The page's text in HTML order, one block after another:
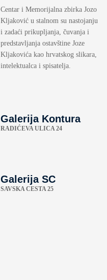
Centar i Memorijalna zbirka Jozo
Kljaković u stalnom su nastojanju
i zadaći prikupljanja, čuvanja i
predstavljanja ostavštine Joze
Kljakovića kao hrvatskog slikara,
intelektualca i spisatelja.
Galerija Kontura
RADIĆEVA ULICA 24
Galerija SC
SAVSKA CESTA 25